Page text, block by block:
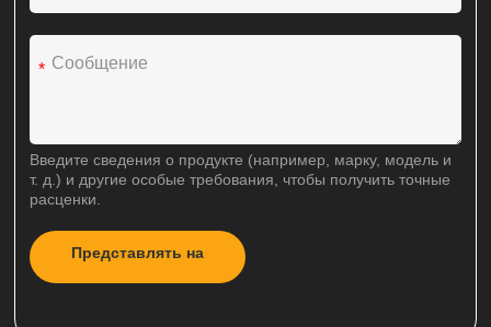
*
Введите сведения о продукте (например, марку, модель и
т. д.) и другие особые требования, чтобы получить точные
расценки.
Представлять на